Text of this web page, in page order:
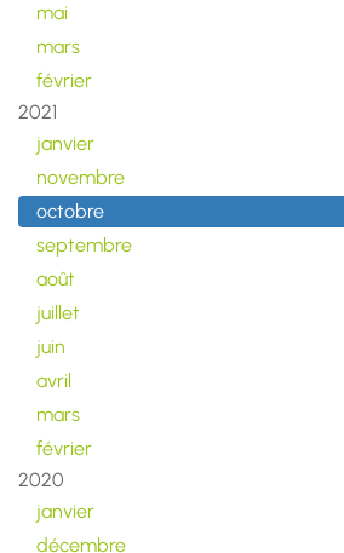
mai
mars
février
2021
janvier
novembre
octobre
septembre
août
juillet
juin
avril
mars
février
2020
janvier
décembre